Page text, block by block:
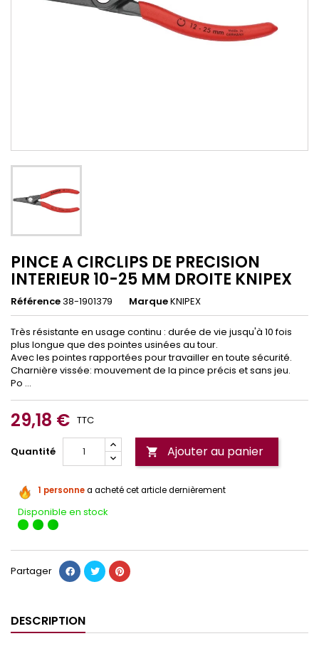
PINCE A CIRCLIPS DE PRECISION
INTERIEUR 10-25 MM DROITE KNIPEX
Référence38-1901379 MarqueKNIPEX
Très résistante en usage continu : durée de vie jusqu'à 10 fois
plus longue que des pointes usinées au tour.
Avec les pointes rapportées pour travailler en toute sécurité.
Charnière vissée: mouvement de la pince précis et sans jeu.
Po ...
29,18 € TTC
Quantité  Ajouter au panier
1 personnea acheté cet article dernièrement
Disponible en stock
Partager
DESCRIPTION